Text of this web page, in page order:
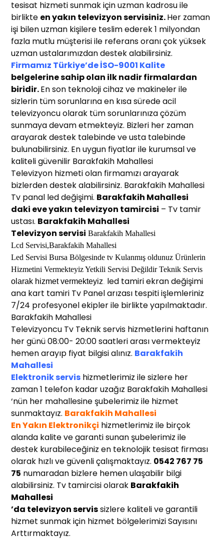
tesisat hizmeti sunmak için uzman kadrosu ile
birlikte en yakın televizyon servisiniz.Her zaman
işi bilen uzman kişilere teslim ederek 1 milyondan
fazla mutlu müşterisi ile referans oranı çok yüksek
uzman ustalarımızdan destek alabilirsiniz.
Firmamız Türkiye’de İSO-9001 Kalite
belgelerine sahip olan ilk nadir firmalardan
biridir.En son teknoloji cihaz ve makineler ile
sizlerin tüm sorunlarına en kısa sürede acil
televizyoncu olarak tüm sorunlarınıza çözüm
sunmaya devam etmekteyiz. Bizleri her zaman
arayarak destek talebinde ve usta talebinde
bulunabilirsiniz. En uygun fiyatlar ile kurumsal ve
kaliteli güvenilir Barakfakih Mahallesi
Televizyon hizmeti olan firmamızı arayarak
bizlerden destek alabilirsiniz. Barakfakih Mahallesi
Tv panal led değişimi. Barakfakih Mahallesi
daki eve yakın televizyon tamircisi – Tv tamir
ustası. Barakfakih Mahallesi
Televizyon servisi Barakfakih Mahallesi
Lcd Servisi,Barakfakih Mahallesi
Led Servisi BursaBölgesindetvKulanmış oldunuz Ürünlerin
Hizmetini Vermekteyiz Yetkili Servisi Değildir Teknik Servis
o larak hizmetvermekteyiz. led tamiri ekran değişimi
ana kart tamiri Tv Panel arızası tespiti işlemleriniz
7/24 profesyonel ekipler ile birlikte yapılmaktadır.
Barakfakih Mahallesi
Televizyoncu Tv Teknik servis hizmetlerini haftanın
her günü 08:00- 20:00 saatleri arası vermekteyiz
hemen arayıp fiyat bilgisi alınız. Barakfakih
Mahallesi
Elektronik servis hizmetlerimiz ile sizlere her
zaman 1 telefon kadar uzağız Barakfakih Mahallesi
‘nün her mahallesine şubelerimiz ile hizmet
sunmaktayız. Barakfakih Mahallesi
En Yakın Elektronikçi hizmetlerimiz ile birçok
alanda kalite ve garanti sunan şubelerimiz ile
destek kurabileceğiniz en teknolojik tesisat firması
olarak hızlı ve güvenli çalışmaktayız. 0542 767 75
75 numaradan bizlere hemen ulaşabilir bilgi
alabilirsiniz. Tv tamircisi olarak Barakfakih
Mahallesi
’da televizyon servissizlere kaliteli ve garantili
hizmet sunmak için hizmet bölgelerimizi Sayısını
Arttırmaktayız.